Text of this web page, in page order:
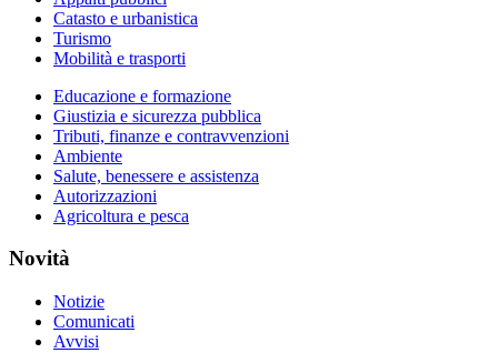
Catasto e urbanistica
Turismo
Mobilità e trasporti
Educazione e formazione
Giustizia e sicurezza pubblica
Tributi, finanze e contravvenzioni
Ambiente
Salute, benessere e assistenza
Autorizzazioni
Agricoltura e pesca
Novità
Notizie
Comunicati
Avvisi